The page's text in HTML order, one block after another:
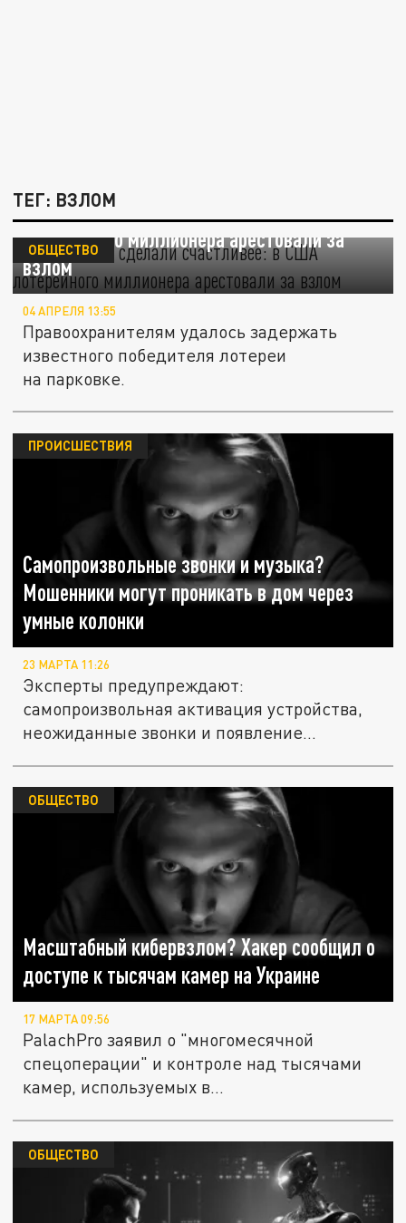
ТЕГ: ВЗЛОМ
$167 млн не сделали счастливее: в США
лотерейного миллионера арестовали за
взлом
ОБЩЕСТВО
04 АПРЕЛЯ 13:55
Правоохранителям удалось задержать
известного победителя лотереи
на парковке.
Самопроизвольные звонки и музыка?
Мошенники могут проникать в дом через
умные колонки
ПРОИСШЕСТВИЯ
23 МАРТА 11:26
Эксперты предупреждают:
самопроизвольная активация устройства,
неожиданные звонки и появление
Масштабный кибервзлом? Хакер сообщил о
доступе к тысячам камер на Украине
ОБЩЕСТВО
17 МАРТА 09:56
PalachPro заявил о "многомесячной
спецоперации" и контроле над тысячами
камер, используемых в
ОБЩЕСТВО